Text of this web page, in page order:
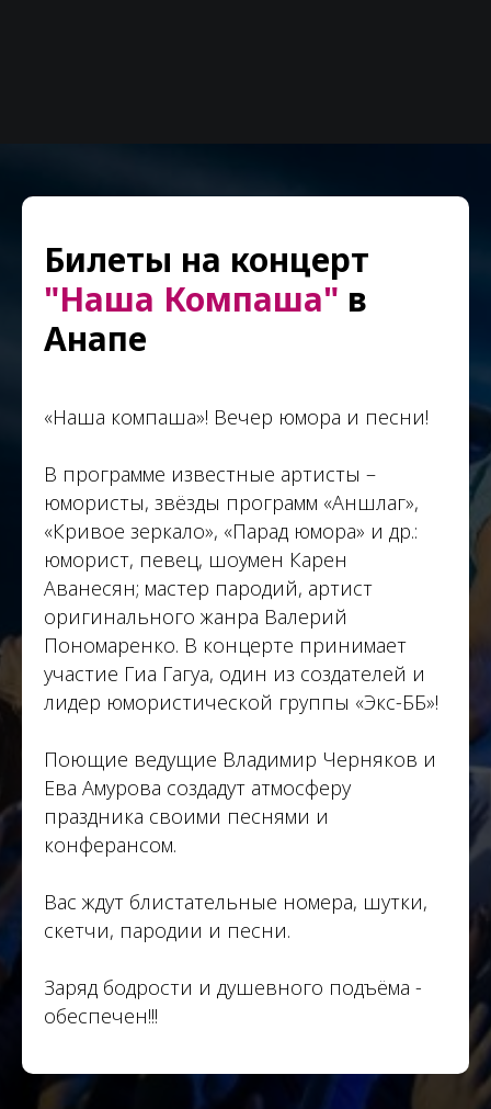
Билеты на концерт
"Наша Компаша" в
Анапе
«Наша компаша»! Вечер юмора и песни!
В программе известные артисты –
юмористы, звёзды программ «Аншлаг»,
«Кривое зеркало», «Парад юмора» и др.:
юморист, певец, шоумен Карен
Аванесян; мастер пародий, артист
оригинального жанра Валерий
Пономаренко. В концерте принимает
участие Гиа Гагуа, один из создателей и
лидер юмористической группы «Экс-ББ»!
Поющие ведущие Владимир Черняков и
Ева Амурова создадут атмосферу
праздника своими песнями и
конферансом.
Вас ждут блистательные номера, шутки,
скетчи, пародии и песни.
Заряд бодрости и душевного подъёма -
обеспечен!!!